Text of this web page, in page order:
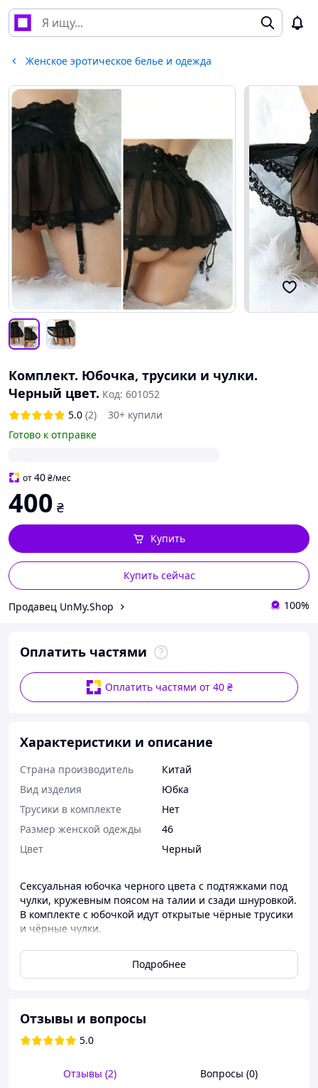
Женское эротическое белье и одежда
Комплект. Юбочка, трусики и чулки.
Черный цвет. Код: 601052
5.0 (2)
30+ купили
Готово к отправке
от40₴/мес
400 ₴
Купить сейчас
Купить
Продавец UnMy.Shop 100%
Оплатить частями
Оплатить частями от 40 ₴
Характеристики и описание
Страна производитель
Китай
Вид изделия
Юбка
Трусики в комплекте
Нет
Размер женской одежды
46
Цвет
Черный
Сексуальная юбочка черного цвета с подтяжками под
чулки, кружевным поясом на талии и сзади шнуровкой.
В комплекте с юбочкой идут открытые чёрные трусики
и чёрные чулки.
Подробнее
Отзывы и вопросы
5.0
Отзывы (2) Вопросы (0)